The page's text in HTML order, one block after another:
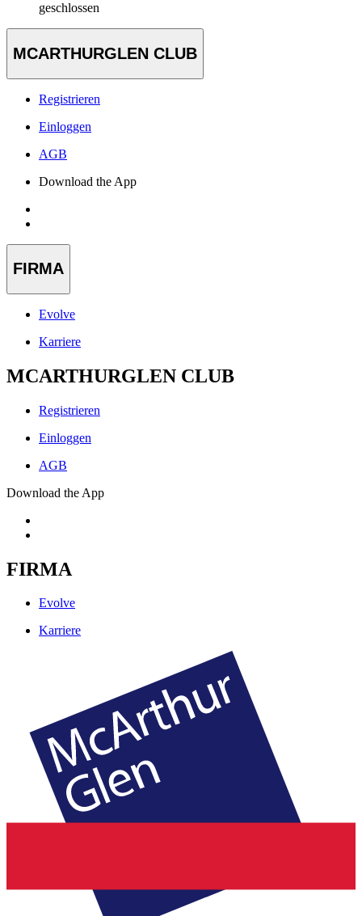
geschlossen
MCARTHURGLEN CLUB
Registrieren
Einloggen
AGB
Download the App
FIRMA
Evolve
Karriere
MCARTHURGLEN CLUB
Registrieren
Einloggen
AGB
Download the App
FIRMA
Evolve
Karriere